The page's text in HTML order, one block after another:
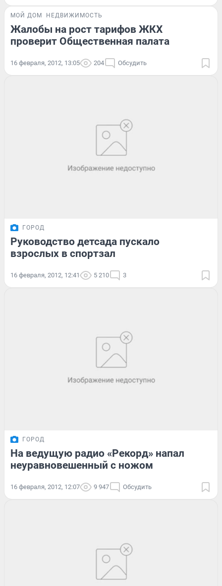
МОЙ ДОМ НЕДВИЖИМОСТЬ
Жалобы на рост тарифов ЖКХ
проверит Общественная палата
16 февраля, 2012, 13:05 204 Обсудить
ГОРОД
Руководство детсада пускало
взрослых в спортзал
16 февраля, 2012, 12:41 5 210 3
ГОРОД
На ведущую радио «Рекорд» напал
неуравновешенный с ножом
16 февраля, 2012, 12:07 9 947 Обсудить